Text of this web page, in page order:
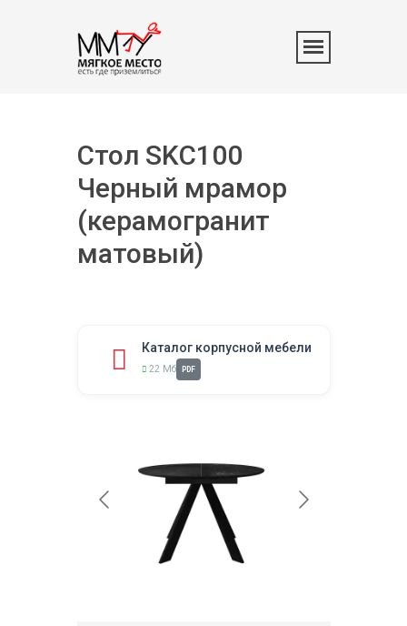
Стол SKC100
Черный мрамор
(керамогранит
матовый)
Каталог корпусной мебели
22 Мб PDF